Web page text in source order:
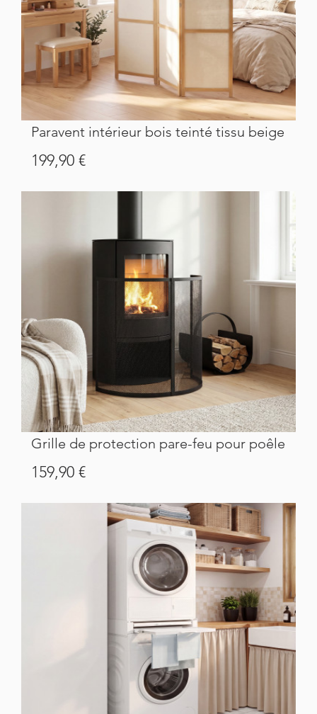
Paravent intérieur bois teinté tissu beige
Prix
199,90 €
Grille de protection pare-feu pour poêle
Prix
159,90 €